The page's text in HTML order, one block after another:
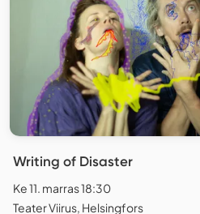
Writing of Disaster
Ke 11. marras 18:30
Teater Viirus, Helsingfors